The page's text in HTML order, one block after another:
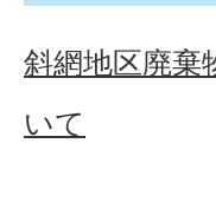
斜網地区廃棄
いて